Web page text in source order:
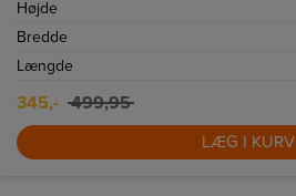
Højde
Bredde
Længde
345,- 499,95
LÆG I KURV